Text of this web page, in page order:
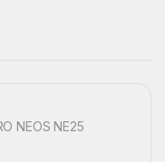
NEOS NE25